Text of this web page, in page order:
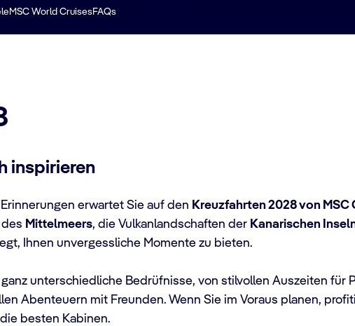
MSC World CruisesFAQs
inspirieren
erwartet Sie auf den Kreuzfahrten 2028 von MSC
Mittelmeers, die Vulkanlandschaften der Kanarischen
Ihnen unvergessliche Momente zu bieten.
unterschiedliche Bedrüfnisse, von stilvollen Auszeiten für
Abenteuern mit Freunden. Wenn Sie im Voraus planen,
besten Kabinen.